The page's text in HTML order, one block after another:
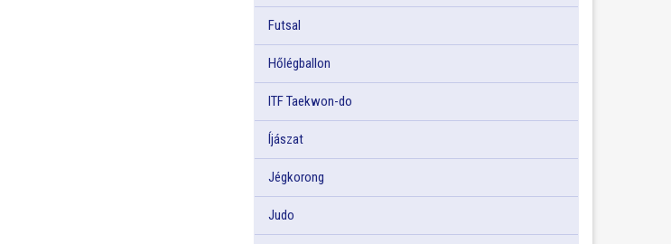
Futsal
Hőlégballon
ITF Taekwon-do
Íjászat
Jégkorong
Judo